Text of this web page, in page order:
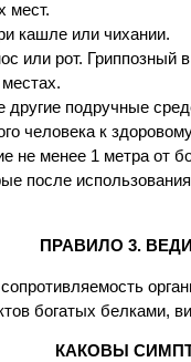
мест.
кашле или чихании.
или рот.
другие подручные
человека к
не менее 1 метра от
после
ПРАВИЛО 3.
богатых белками,
КАКОВЫ